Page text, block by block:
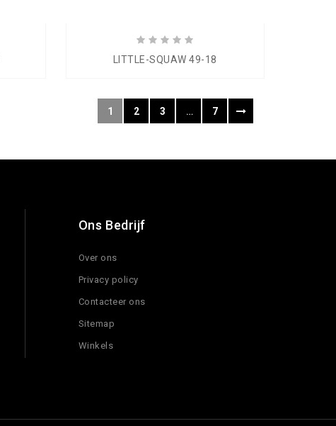
LITTLE-SQUAW 49-18
1 2 3 … 7
Ons Bedrijf
Over ons
Privacy policy
Contacteer ons
Sitemap
Winkels